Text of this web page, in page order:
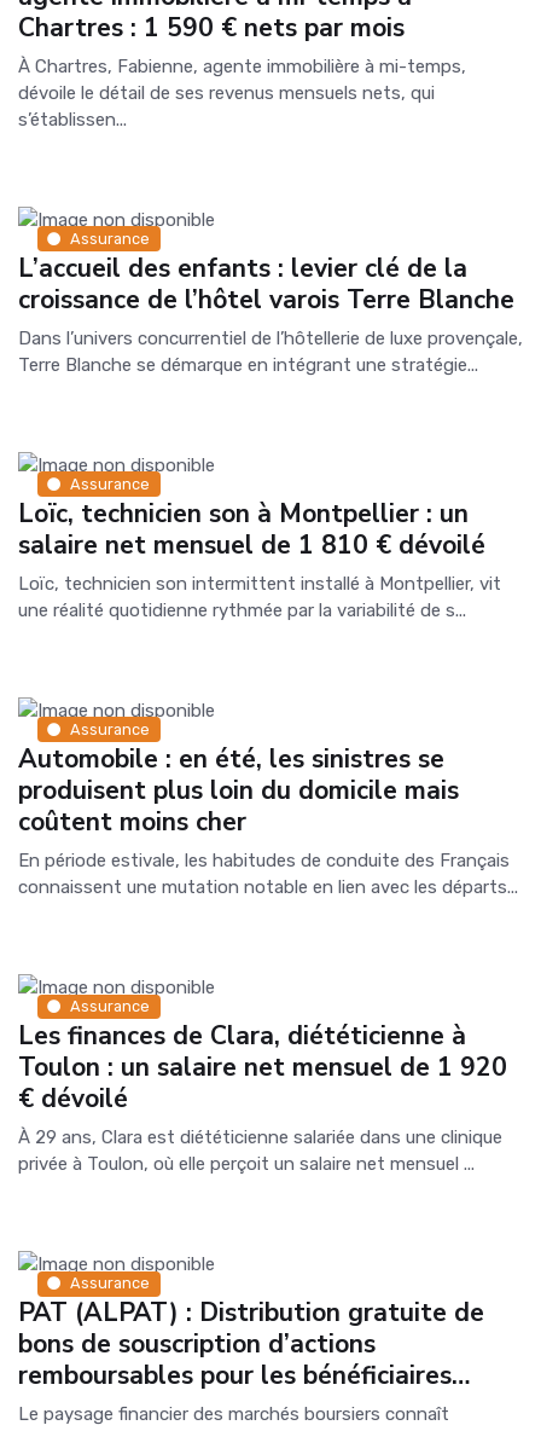
Chartres : 1 590 € nets par mois
À Chartres, Fabienne, agente immobilière à mi-temps,
dévoile le détail de ses revenus mensuels nets, qui
s’établissen...
Assurance
L’accueil des enfants : levier clé de la
croissance de l’hôtel varois Terre Blanche
Dans l’univers concurrentiel de l’hôtellerie de luxe provençale,
Terre Blanche se démarque en intégrant une stratégie...
Assurance
Loïc, technicien son à Montpellier : un
salaire net mensuel de 1 810 € dévoilé
Loïc, technicien son intermittent installé à Montpellier, vit
une réalité quotidienne rythmée par la variabilité de s...
Assurance
Automobile : en été, les sinistres se
produisent plus loin du domicile mais
coûtent moins cher
En période estivale, les habitudes de conduite des Français
connaissent une mutation notable en lien avec les départs...
Assurance
Les finances de Clara, diététicienne à
Toulon : un salaire net mensuel de 1 920
€ dévoilé
À 29 ans, Clara est diététicienne salariée dans une clinique
privée à Toulon, où elle perçoit un salaire net mensuel ...
Assurance
PAT (ALPAT) : Distribution gratuite de
bons de souscription d’actions
remboursables pour les bénéficiaires…
Le paysage financier des marchés boursiers connaît